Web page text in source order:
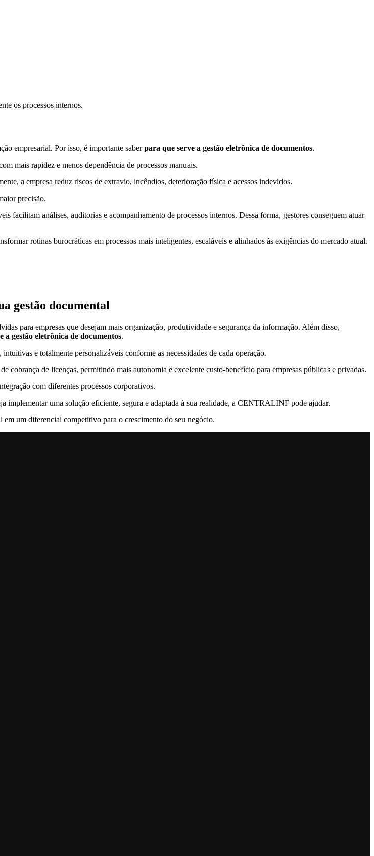
os processos internos.
empresarial. Por isso, é importante saberpara que serve a gestão eletrônica de documentos.
mais rapidez e menos dependência de processos manuais.
a empresa reduz riscos de extravio, incêndios, deterioração física e acessos indevidos.
precisão.
facilitam análises, auditorias e acompanhamento de processos internos. Dessa forma, gestores conseguem atuar
rotinas burocráticas em processos mais inteligentes, escaláveis e alinhados às exigências do mercado atual.
gestão documental
para empresas que desejam mais organização, produtividade e segurança da informação. Além disso,
a gestão eletrônica de documentos.
e totalmente personalizáveis conforme as necessidades de cada operação.
de licenças, permitindo mais autonomia e excelente custo-benefício para empresas públicas e privadas.
com diferentes processos corporativos.
implementar uma solução eficiente, segura e adaptada à sua realidade, a CENTRALINF pode ajudar.
em um diferencial competitivo para o crescimento do seu negócio.